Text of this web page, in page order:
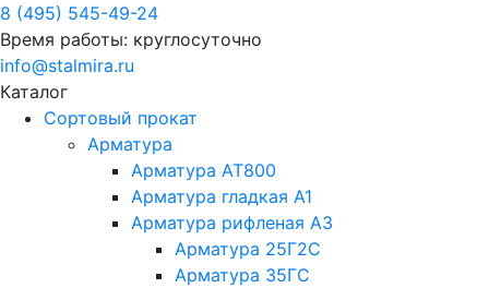
8 (495) 545-49-24
Время работы: круглосуточно
info@stalmira.ru
Каталог
Сортовый прокат
Арматура
Арматура АТ800
Арматура гладкая А1
Арматура рифленая А3
Арматура 25Г2С
Арматура 35ГС